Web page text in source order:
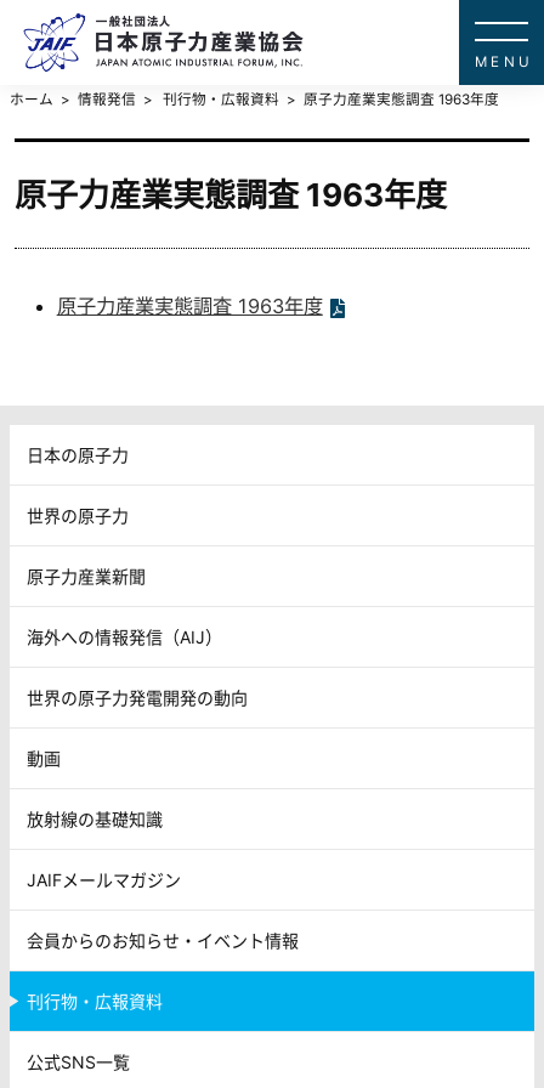
ホーム 情報発信 刊行物・広報資料 原子力産業実態調査 1963年度
原子力産業実態調査 1963年度
原子力産業実態調査 1963年度
日本の原子力
世界の原子力
原子力産業新聞
海外への情報発信（AIJ）
世界の原子力発電開発の動向
動画
放射線の基礎知識
JAIFメールマガジン
会員からのお知らせ・イベント情報
刊行物・広報資料
公式SNS一覧